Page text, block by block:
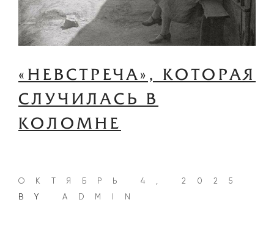
«НЕВСТРЕЧА», КОТОРАЯ
СЛУЧИЛАСЬ В
КОЛОМНЕ
ОКТЯБРЬ 4, 2025
BY ADMIN